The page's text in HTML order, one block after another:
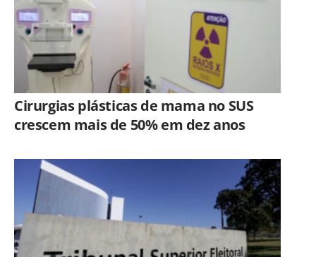
Cirurgias plásticas de mama no SUS
crescem mais de 50% em dez anos